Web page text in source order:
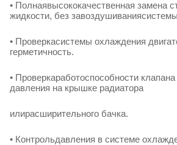
• Полнаявысококачественная замена
жидкости, без
• Проверкасистемы охлаждения
герметичность.
• Проверкаработоспособности
давления на крышке радиатора
илирасширительного бачка.
• Контрольдавления в системе